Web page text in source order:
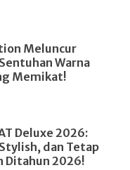
Meluncur
Warna
Memikat!
Deluxe 2026:
dan Tetap
Ditahun 2026!